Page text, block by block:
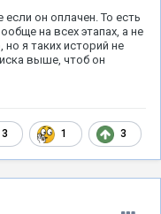
он оплачен. То есть
на всех этапах, а не
я таких историй не
выше, чтоб он
3 1 3